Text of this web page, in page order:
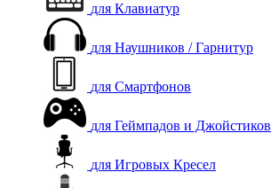
для Клавиатур
для Наушников / Гарнитур
для Смартфонов
для Геймпадов и Джойстиков
для Игровых Кресел